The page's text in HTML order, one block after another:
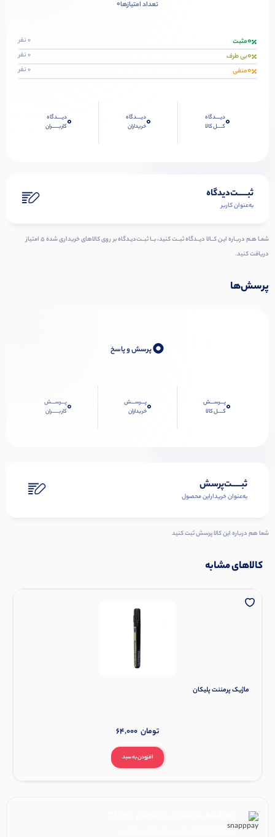
تعداد امتیازها0
0مثبت 0 نفر
0بی طرف 0 نفر
0منفی 0 نفر
0دیــــدگاه
کــــل کالا
0دیــــدگاه
خریداران
0دیــــدگاه
کاربـــــران
ثبـــــت‌دیدگاه
به‌عنوان کاربر
شمـا هـم دربـاره ایـن کــالا دیــدگاه ثبــت کنید، بــا ثبــت‌دیـدگاه بر روی کالاهای خریداری شده ۵ امتیاز
دریافت کنید.
پرسش‌ها
0پرسش و پاسخ
0پـــرســـش
کــــل کالا
0پـــرســـش
خریداران
0پـــرســـش
کاربـــــران
ثبـــــت‌پرسش
به‌عنوان ‌خریدار‌این‌ محصول
شما هم درباره این کالا پرسش ثبت کنید
کالاهای مشابه
ماژیک پرمننت پلیکان
افزودن به سبد
64,000 تومان
۴ قسط ماهانه. بدون سود، چک و ضامن.